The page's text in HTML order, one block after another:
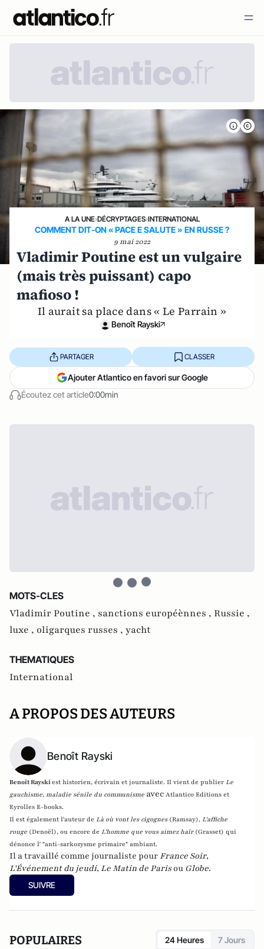
A LA UNE›DÉCRYPTAGES›INTERNATIONAL
COMMENT DIT-ON « PACE E SALUTE » EN RUSSE ?
9 mai 2022
Vladimir Poutine est un vulgaire
(mais très puissant) capo
mafioso !
Il aurait sa place dans « Le Parrain »
Benoît Rayski
Écoutez cet article0:00min
PARTAGER CLASSER
Ajouter Atlantico en favori sur Google
MOTS-CLES
Vladimir Poutine , sanctions européènnes , Russie ,
luxe , oligarques russes , yacht
THEMATIQUES
International
A PROPOS DES AUTEURS
Benoît Rayski
Benoît Rayskiest historien, écrivain et journaliste. Il vient de publier Le
gauchisme, maladie sénile du communisme avec Atlantico Editions et
Eyrolles E-books.
Il est également l'auteur de Là où vont les cigognes (Ramsay), L'affiche
rouge (Denoël), ou encore de L'homme que vous aimez haïr (Grasset) qui
dénonce l' "anti-sarkozysme primaire" ambiant.
Il a travaillé comme journaliste pour France Soir,
L'Événement du jeudi, Le Matin de Parisou Globe.
SUIVRE
POPULAIRES 24 Heures 7 Jours